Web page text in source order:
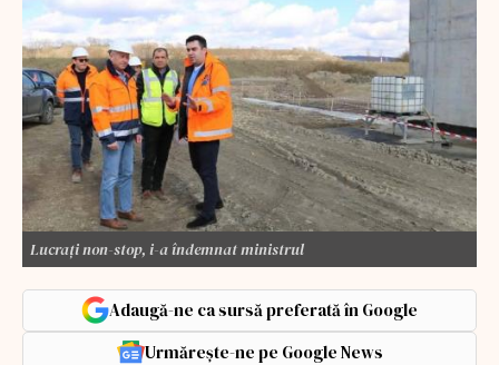
Lucrați non-stop, i-a îndemnat ministrul
Adaugă-ne ca sursă preferată în Google
Urmărește-ne pe Google News